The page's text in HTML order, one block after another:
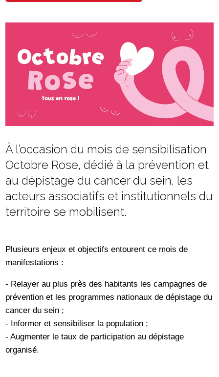
À l’occasion du mois de sensibilisation
Octobre Rose, dédié à la prévention et
au dépistage du cancer du sein, les
acteurs associatifs et institutionnels du
territoire se mobilisent.
Plusieurs enjeux et objectifs entourent ce mois de
manifestations :
- Relayer au plus près des habitants les campagnes de
prévention et les programmes nationaux de dépistage du
cancer du sein ;
- Informer et sensibiliser la population ;
- Augmenter le taux de participation au dépistage
organisé.